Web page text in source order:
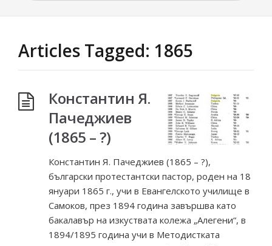
Articles Tagged: 1865
Константин Я.
Пачеджиев
(1865 – ?)
Константин Я. Пачеджиев (1865 – ?),
български протестантски пастор, роден на 18
януари 1865 г., учи в Евангелското училище в
Самоков, през 1894 година завършва като
бакалавър на изкуствата колежа „Алегени“, в
1894/1895 година учи в Методистката